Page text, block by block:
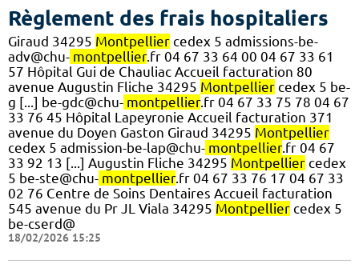
Règlement des frais hospitaliers
Giraud 34295 Montpellier cedex 5 admissions-be-
adv@chu- montpellier.fr 04 67 33 64 00 04 67 33 61
57 Hôpital Gui de Chauliac Accueil facturation 80
avenue Augustin Fliche 34295 Montpellier cedex 5 be-
g [...] be-gdc@chu- montpellier.fr 04 67 33 75 78 04 67
33 76 45 Hôpital Lapeyronie Accueil facturation 371
avenue du Doyen Gaston Giraud 34295 Montpellier
cedex 5 admission-be-lap@chu- montpellier.fr 04 67
33 92 13 [...] Augustin Fliche 34295 Montpellier cedex
5 be-ste@chu- montpellier.fr 04 67 33 76 17 04 67 33
02 76 Centre de Soins Dentaires Accueil facturation
545 avenue du Pr JL Viala 34295 Montpellier cedex 5
be-cserd@
18/02/2026 15:25